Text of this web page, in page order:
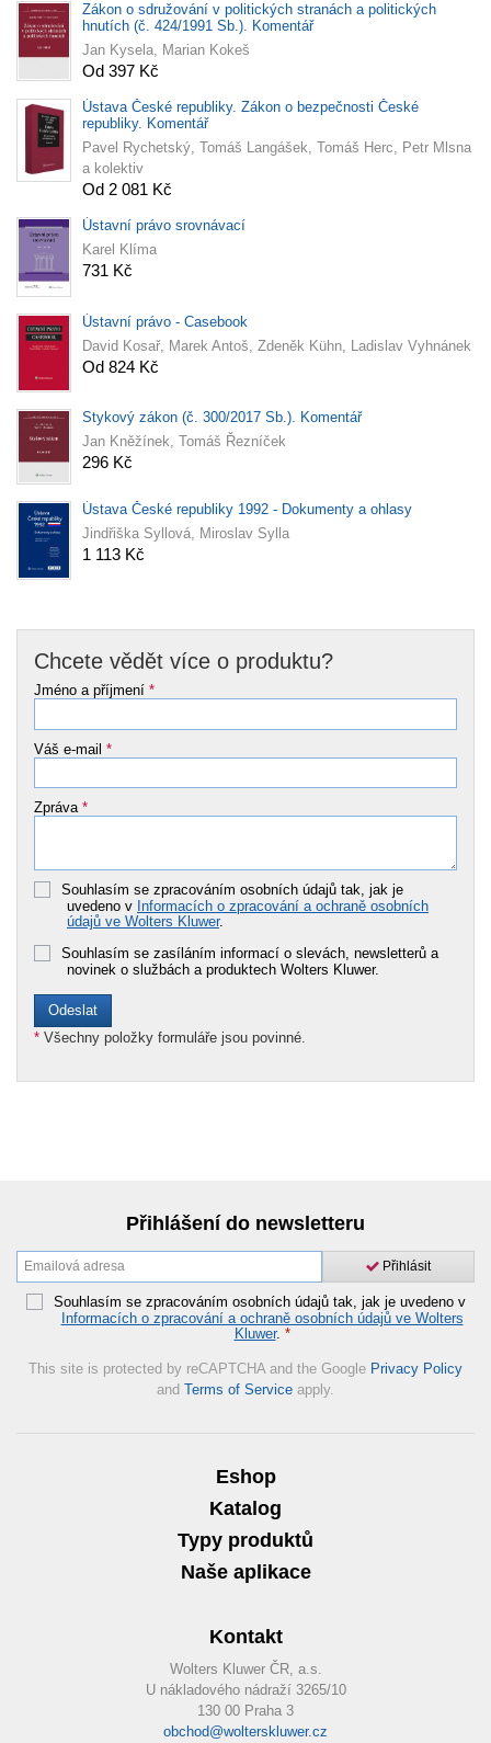
Zákon o sdružování v politických stranách a politických
hnutích (č. 424/1991 Sb.). Komentář
Jan Kysela, Marian Kokeš
Od 397 Kč
Ústava České republiky. Zákon o bezpečnosti České
republiky. Komentář
Pavel Rychetský, Tomáš Langášek, Tomáš Herc, Petr Mlsna
a kolektiv
Od 2 081 Kč
Ústavní právo srovnávací
Karel Klíma
731 Kč
Ústavní právo - Casebook
David Kosař, Marek Antoš, Zdeněk Kühn, Ladislav Vyhnánek
Od 824 Kč
Stykový zákon (č. 300/2017 Sb.). Komentář
Jan Kněžínek, Tomáš Řezníček
296 Kč
Ústava České republiky 1992 - Dokumenty a ohlasy
Jindřiška Syllová, Miroslav Sylla
1 113 Kč
Chcete vědět více o produktu?
Jméno a příjmení *
Váš e-mail *
Zpráva *
Souhlasím se zpracováním osobních údajů tak, jak je
uvedeno v Informacích o zpracování a ochraně osobních
údajů ve Wolters Kluwer.
Souhlasím se zasíláním informací o slevách, newsletterů a
novinek o službách a produktech Wolters Kluwer.
* Všechny položky formuláře jsou povinné.
Přihlášení do newsletteru
Přihlásit
Souhlasím se zpracováním osobních údajů tak, jak je uvedeno v
Informacích o zpracování a ochraně osobních údajů ve Wolters
Kluwer. *
This site is protected by reCAPTCHA and the Google Privacy Policy
and Terms of Service apply.
Eshop
Katalog
Typy produktů
Naše aplikace
Kontakt
Wolters Kluwer ČR, a.s.
U nákladového nádraží 3265/10
130 00 Praha 3
obchod@wolterskluwer.cz